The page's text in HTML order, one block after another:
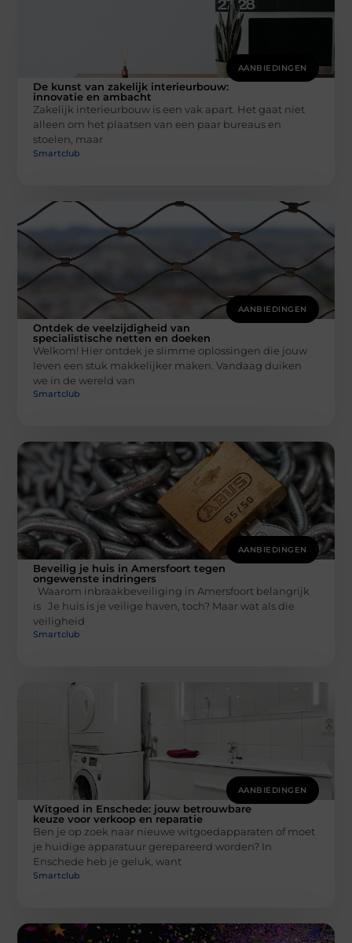
AANBIEDINGEN
De kunst van zakelijk interieurbouw:
innovatie en ambacht
Zakelijk interieurbouw is een vak apart. Het gaat niet
alleen om het plaatsen van een paar bureaus en
stoelen, maar
Smartclub
AANBIEDINGEN
Ontdek de veelzijdigheid van
specialistische netten en doeken
Welkom! Hier ontdek je slimme oplossingen die jouw
leven een stuk makkelijker maken. Vandaag duiken
we in de wereld van
Smartclub
AANBIEDINGEN
Beveilig je huis in Amersfoort tegen
ongewenste indringers
Waarom inbraakbeveiliging in Amersfoort belangrijk
is Je huis is je veilige haven, toch? Maar wat als die
veiligheid
Smartclub
AANBIEDINGEN
Witgoed in Enschede: jouw betrouwbare
keuze voor verkoop en reparatie
Ben je op zoek naar nieuwe witgoedapparaten of moet
je huidige apparatuur gerepareerd worden? In
Enschede heb je geluk, want
Smartclub